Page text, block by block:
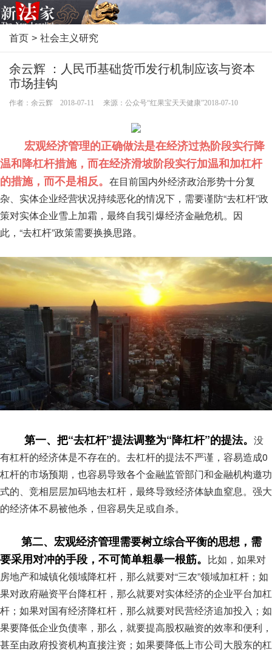
首页 > 社会主义研究
余云辉 ：人民币基础货币发行机制应该与资本
市场挂钩
作者：余云辉 2018-07-11 来源：公众号“红果宝天天健康”2018-07-10
宏观经济管理的正确做法是在经济过热阶段实行降
温和降杠杆措施，而在经济滑坡阶段实行加温和加杠杆
的措施，而不是相反。 在目前国内外经济政治形势十分复
杂、实体企业经营状况持续恶化的情况下，需要谨防“去杠杆”政
策对实体企业雪上加霜，最终自我引爆经济金融危机。因
此，“去杠杆”政策需要换换思路。
第一、把“去杠杆”提法调整为“降杠杆”的提法。 没
有杠杆的经济体是不存在的。去杠杆的提法不严谨，容易造成0
杠杆的市场预期，也容易导致各个金融监管部门和金融机构邀功
式的、竞相层层加码地去杠杆，最终导致经济体缺血窒息。强大
的经济体不易被他杀，但容易失足或自杀。
第二、宏观经济管理需要树立综合平衡的思想，需
要采用对冲的手段，不可简单粗暴一根筋。 比如，如果对
房地产和城镇化领域降杠杆，那么就要对“三农”领域加杠杆；如
果对政府融资平台降杠杆，那么就要对实体经济的企业平台加杠
杆；如果对国有经济降杠杆，那么就要对民营经济追加投入；如
果要降低企业负债率，那么，就要提高股权融资的效率和便利，
甚至由政府投资机构直接注资；如果要降低上市公司大股东的杠